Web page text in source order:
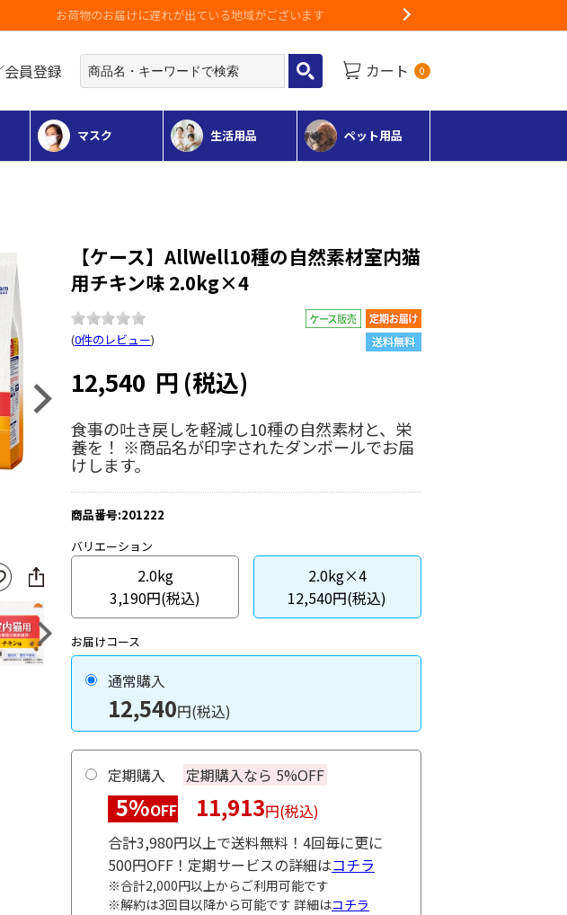
地域がございます
員登録 カート 0
マスク 生活用品 ペット用品
Next
SNS
に
シ
ェ
アNext
【ケース】AllWell10種の自然素材室内猫
用チキン味 2.0kg×4
(0件のレビュー)
12,540 円 (税込)
食事の吐き戻しを軽減し10種の自然素材と、栄
養を！ ※商品名が印字されたダンボールでお届
けします。
商品番号:201222
バリエーション
2.0kg
3,190円(税込)
2.0kg×4
12,540円(税込)
お届けコース
通常購入
12,540円(税込)
定期購入 定期購入なら 5%OFF
5%OFF 11,913円(税込)
合計3,980円以上で送料無料！4回毎に更に
500円OFF！定期サービスの詳細はコチラ
※合計2,000円以上からご利用可能です
※解約は3回目以降から可能です 詳細はコチラ